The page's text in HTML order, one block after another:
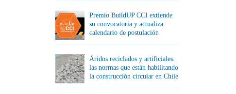
Premio BuildUP CCI extiende
su convocatoria y actualiza
calendario de postulación
Áridos reciclados y artificiales:
las normas que están habilitando
la construcción circular en Chile